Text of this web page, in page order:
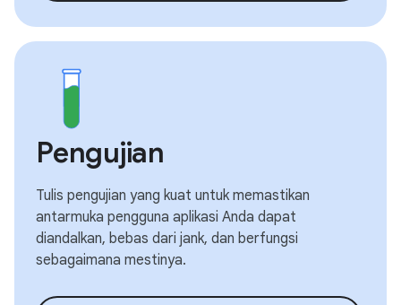
Pengujian
Tulis pengujian yang kuat untuk memastikan
antarmuka pengguna aplikasi Anda dapat
diandalkan, bebas dari jank, dan berfungsi
sebagaimana mestinya.